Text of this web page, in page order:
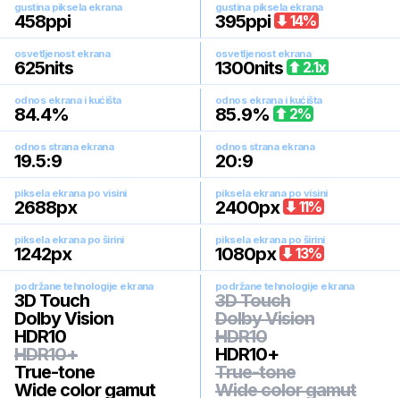
gustina piksela ekrana
458ppi
gustina piksela ekrana
395ppi 14%
osvetljenost ekrana
625nits
osvetljenost ekrana
1300nits 2.1x
odnos ekrana i kućišta
84.4%
odnos ekrana i kućišta
85.9% 2%
odnos strana ekrana
19.5:9
odnos strana ekrana
20:9
piksela ekrana po visini
2688px
piksela ekrana po visini
2400px 11%
piksela ekrana po širini
1242px
piksela ekrana po širini
1080px 13%
podržane tehnologije ekrana
3D Touch
Dolby Vision
HDR10
HDR10+
True-tone
Wide color gamut
podržane tehnologije ekrana
3D Touch
Dolby Vision
HDR10
HDR10+
True-tone
Wide color gamut